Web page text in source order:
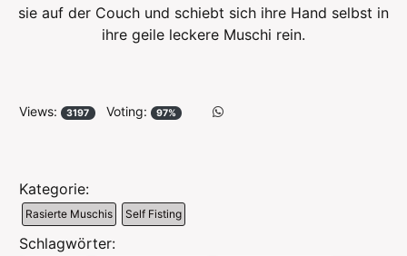
sie auf der Couch und schiebt sich ihre Hand selbst in
ihre geile leckere Muschi rein.
Views: 3197 Voting: 97%
Kategorie:
Rasierte Muschis Self Fisting
Schlagwörter: